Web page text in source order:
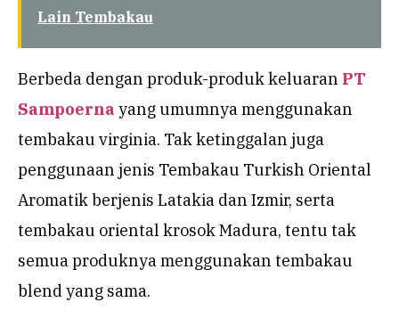
Lain Tembakau
Berbeda dengan produk-produk keluaran PT
Sampoerna yang umumnya menggunakan
tembakau virginia. Tak ketinggalan juga
penggunaan jenis Tembakau Turkish Oriental
Aromatik berjenis Latakia dan Izmir, serta
tembakau oriental krosok Madura, tentu tak
semua produknya menggunakan tembakau
blend yang sama.